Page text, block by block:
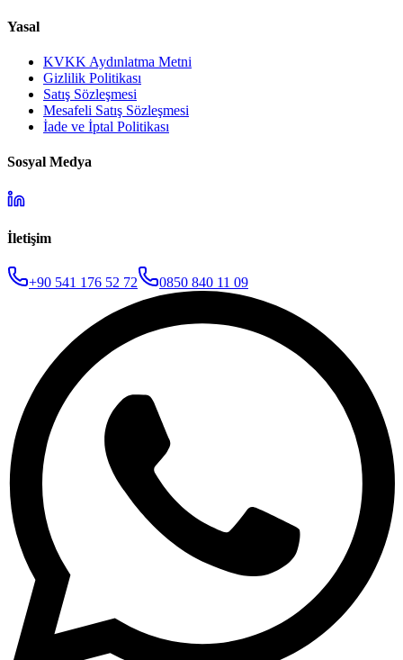
Yasal
KVKK Aydınlatma Metni
Gizlilik Politikası
Satış Sözleşmesi
Mesafeli Satış Sözleşmesi
İade ve İptal Politikası
Sosyal Medya
İletişim
+90 541 176 52 72 0850 840 11 09